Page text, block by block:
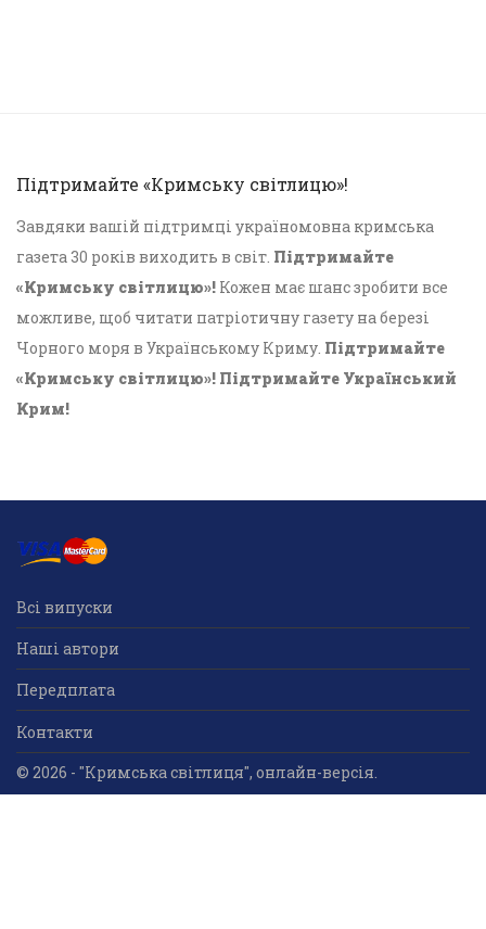
Підтримайте «Кримську світлицю»!
Завдяки вашій підтримці україномовна кримська
газета 30 років виходить в світ. Підтримайте
«Кримську світлицю»! Кожен має шанс зробити все
можливе, щоб читати патріотичну газету на березі
Чорного моря в Українському Криму. Підтримайте
«Кримську світлицю»! Підтримайте Український
Крим!
Всі випуски
Наші автори
Передплата
Контакти
© 2026 - "Кримська світлиця", онлайн-версія.